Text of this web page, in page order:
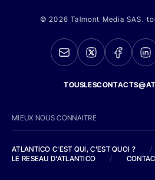
© 2026 Talmont Media SAS.
MIEUX NOUS CONNAITRE
ATLANTICO C'EST QUI, C'EST QUOI ?
/
LE RESEAU D'ATLANTICO
/